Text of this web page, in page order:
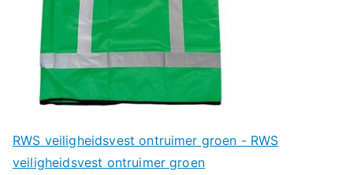
RWS veiligheidsvest ontruimer groen - RWS
veiligheidsvest ontruimer groen